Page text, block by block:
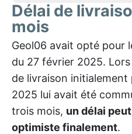
Délai de
mois
Geol06 avait opté pour
du 27 février 2025.
de livraison initialement
2025 lui avait été
trois mois, un délai
optimiste finalement.